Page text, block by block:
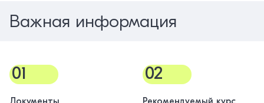
Важная информация
01 02